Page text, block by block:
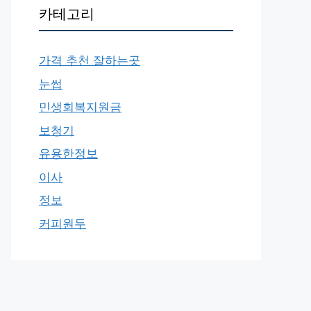
카테고리
가격 추천 잘하는곳
눈썹
민생회복지원금
보청기
유용한정보
이사
정보
커피원두